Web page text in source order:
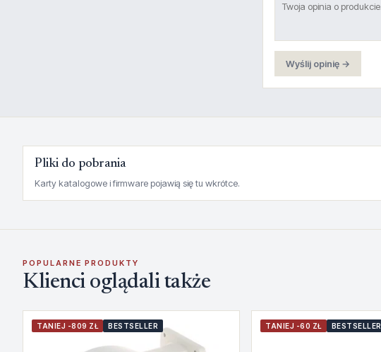
Wyślij opinię →
Pliki do pobrania
Karty katalogowe i firmware pojawią się tu wkrótce.
POPULARNE PRODUKTY
Klienci oglądali także
TANIEJ -809 ZŁ BESTSELLER TANIEJ -60 ZŁ BESTSELLER